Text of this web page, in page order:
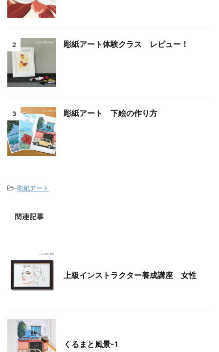
2 彫紙アート体験クラス レビュー！
3 彫紙アート 下絵の作り方
-彫紙アート
関連記事
上級インストラクター養成講座 女性
くるまと風景-1